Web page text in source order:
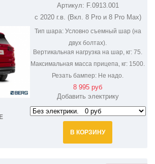
ФАРКОП НА CHERY TIGGO 8
F.0913.001
Артикул: F.0913.001
с 2020 г.в. (Вкл. 8 Pro и 8 Pro Max)
Тип шара:Условно съемный шар (на
двух болтах).
Вертикальная нагрузка на шар, кг: 75.
Максимальная масса прицепа, кг: 1500.
Резать бампер: Не надо.
8 995 руб
Добавить электрику
В КОРЗИНУ